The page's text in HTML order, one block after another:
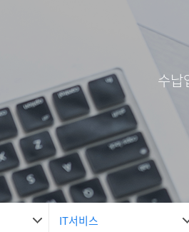
수납
IT서비스